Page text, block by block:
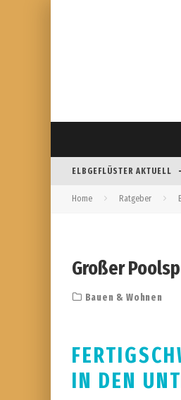
ELBGEFLÜSTER AKTUELL
Home Ratgeber
Großer
Bauen & Wohnen
IN DEN